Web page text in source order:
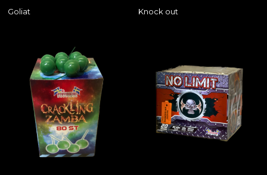
Goliat Knock out